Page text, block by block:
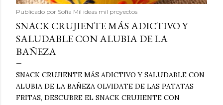
Publicado por Sofía Mil ideas mil proyectos
SNACK CRUJIENTE MÁS ADICTIVO Y
SALUDABLE CON ALUBIA DE LA
BAÑEZA
SNACK CRUJIENTE MÁS ADICTIVO Y SALUDABLE CON
ALUBIA DE LA BAÑEZA OLVIDATE DE LAS PATATAS
FRITAS, DESCUBRE EL SNACK CRUJIENTE CON